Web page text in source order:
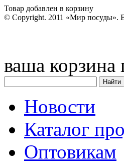
Товар добавлен в корзину
© Copyright. 2011 «Мир посуды».
ваша корзина
Новости
Каталог
Оптовикам